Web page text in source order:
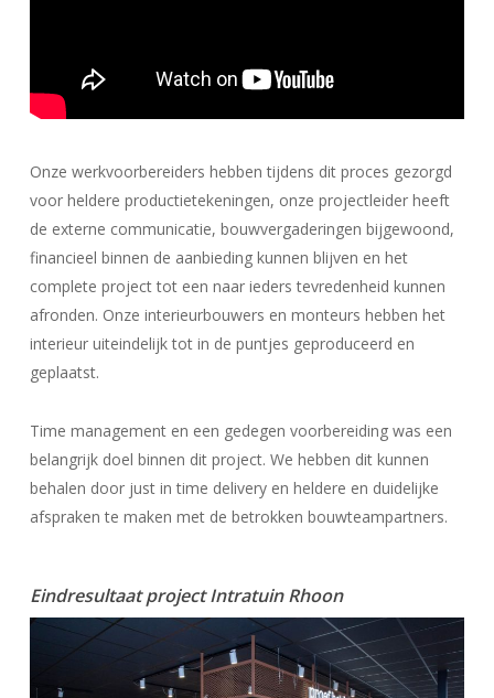
Onze werkvoorbereiders hebben tijdens dit proces gezorgd
voor heldere productietekeningen, onze projectleider heeft
de externe communicatie, bouwvergaderingen bijgewoond,
financieel binnen de aanbieding kunnen blijven en het
complete project tot een naar ieders tevredenheid kunnen
afronden. Onze interieurbouwers en monteurs hebben het
interieur uiteindelijk tot in de puntjes geproduceerd en
geplaatst.
Time management en een gedegen voorbereiding was een
belangrijk doel binnen dit project. We hebben dit kunnen
behalen door just in time delivery en heldere en duidelijke
afspraken te maken met de betrokken bouwteampartners.
Eindresultaat project Intratuin Rhoon